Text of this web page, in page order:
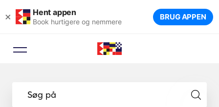
× Hent appen
Book hurtigere og nemmere BRUG APPEN
Søg på
Lad en rejseekspert foreslå de
ideelle lystbåde til din rejse.